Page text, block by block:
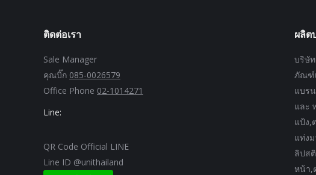
ติดต่อเรา
Sale Manager
คุณบิ๊ก 085-0026579
Office Phone 02-1014271
Line:
QR Code Official LINE
Line ID @unithailand
ผลิต
บริษั
ภัณฑ์
แบร
และ
แป้ง,
แท่ง
ลิปส
หน้า,